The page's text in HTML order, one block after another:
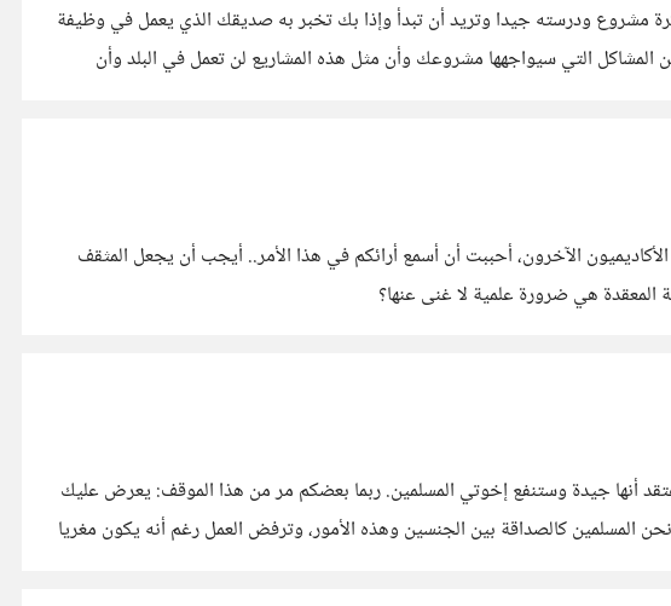
هل لديك معايير لتصنيف من تأخذ منهم النصيحة؟ مثلا: أنت لديك فكرة مشروع ودرسته جيدا وتريد أن تبدأ وإذا بك تخبر به صديقك الذي يعمل في وظيفة
التي سيواجهها مشروعك وأن مثل هذه المشاريع لن تعمل في البلد وأن
الآخرون، أحببت أن أسمع أرائكم في هذا الأمر.. أيجب أن يجعل المثقف
المعقدة هي ضرورة علمية لا غنى عنها؟
أولا الموضوع ليس لإظهار أني شخص تقي بل أنا عبد لله أحسن أحيانا وأذنب أحيانا. لكنه موضوع لمشاركة الأشياء التي أعتقد أنها جيدة وستنفع إخوتي المسلمين. ربما بعضكم مر من هذا الموقف: يعرض عليك
المسلمين كالصداقة بين الجنسين وهذه الأمور، وترفض العمل رغم أنه يكون مغريا